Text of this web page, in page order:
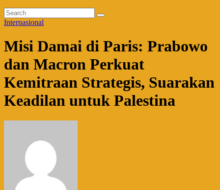
Internasional
Misi Damai di Paris: Prabowo
dan Macron Perkuat
Kemitraan Strategis, Suarakan
Keadilan untuk Palestina